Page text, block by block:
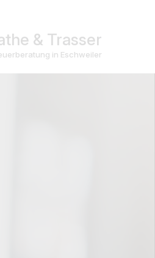
& Trasser
in Eschweiler